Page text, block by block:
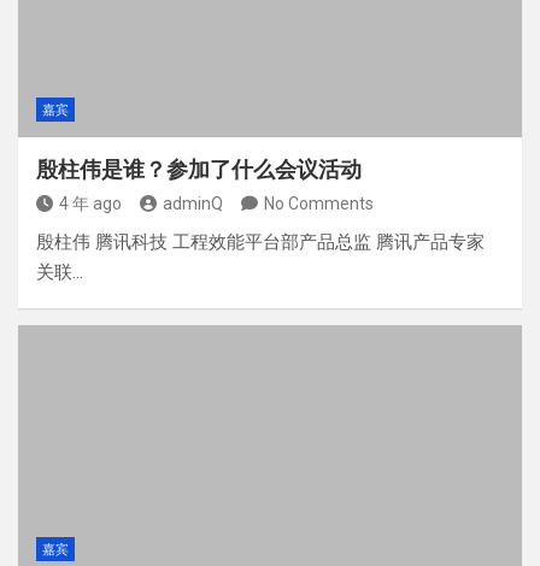
嘉宾
殷柱伟是谁？参加了什么会议活动
4 年 ago adminQ No Comments
殷柱伟 腾讯科技 工程效能平台部产品总监 腾讯产品专家
关联…
嘉宾